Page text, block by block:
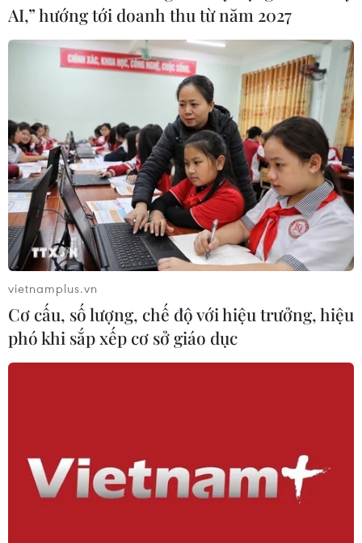
AI,” hướng tới doanh thu từ năm 2027
vietnamplus.vn
Cơ cấu, số lượng, chế độ với hiệu trưởng, hiệu
phó khi sắp xếp cơ sở giáo dục